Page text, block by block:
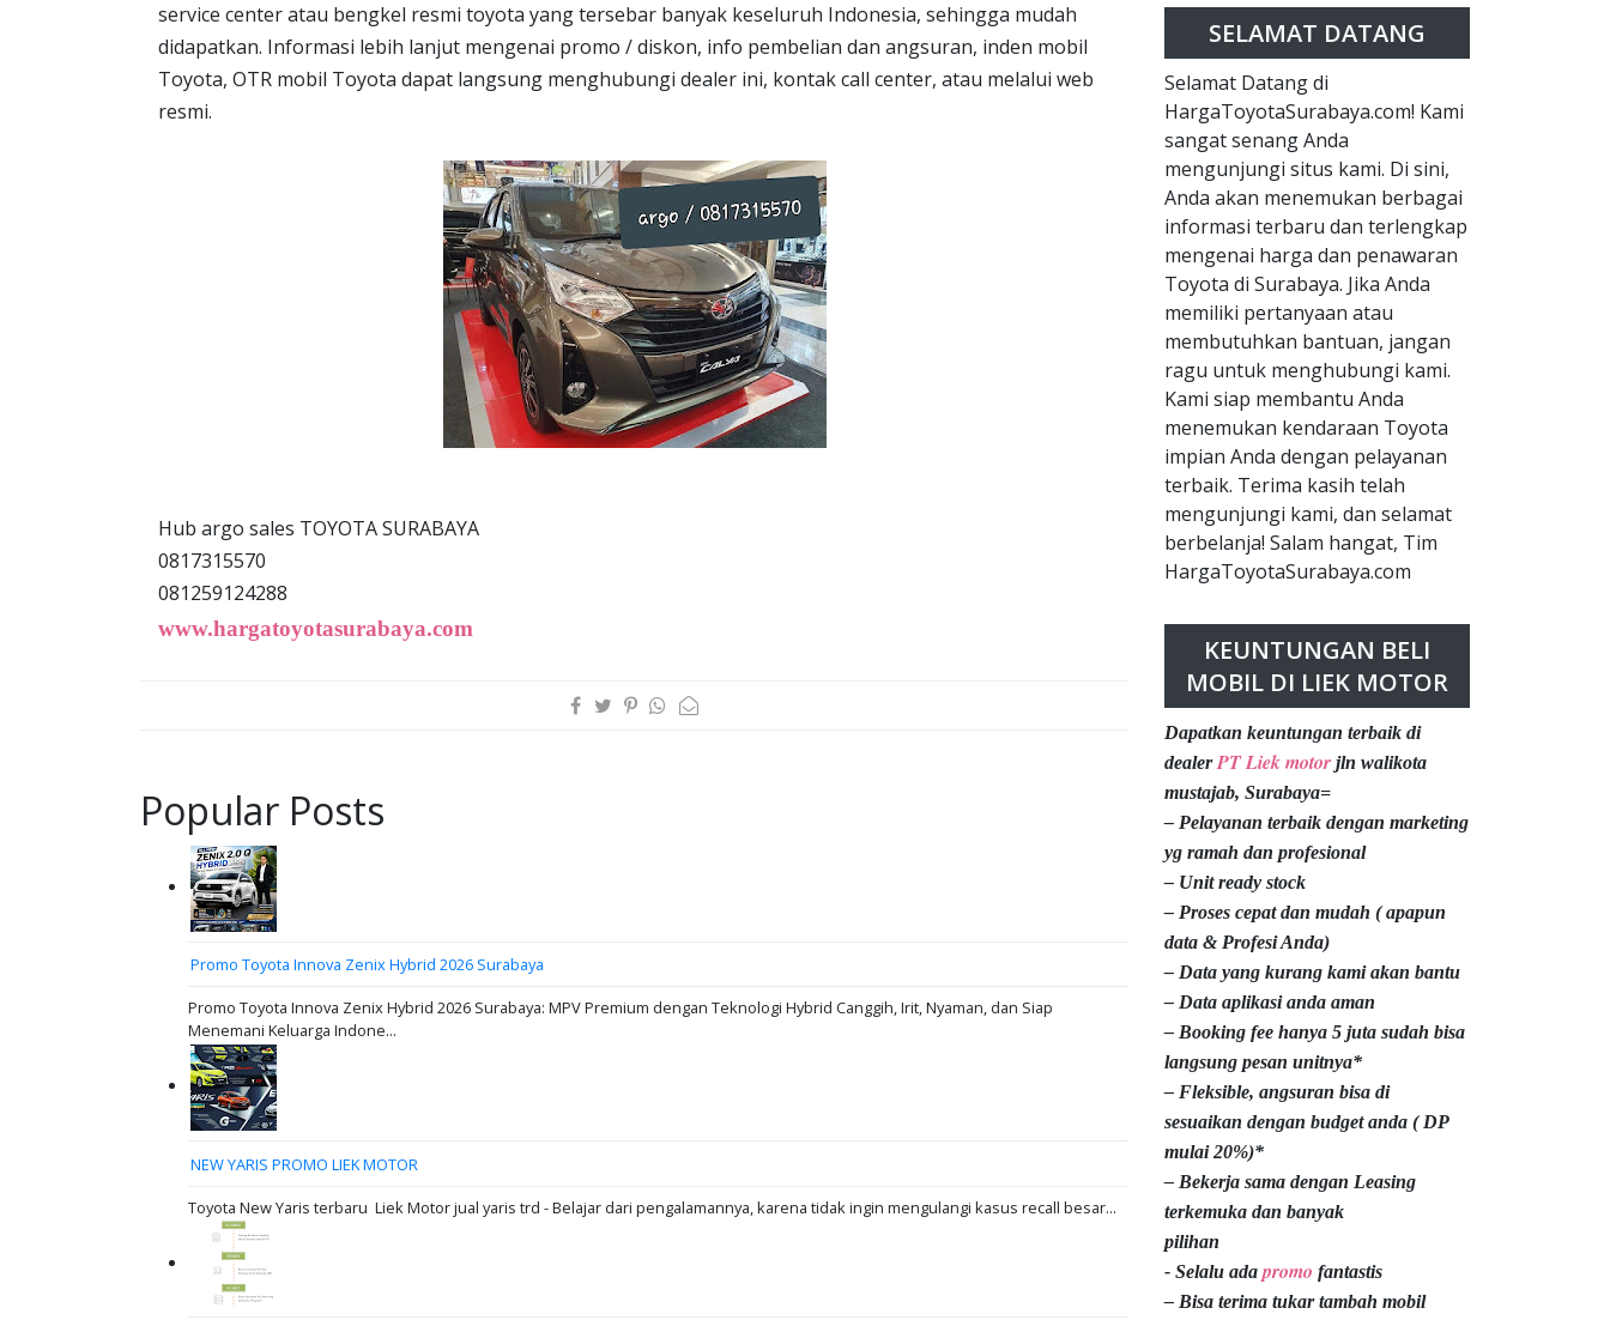
service center atau bengkel resmi toyota yang tersebar banyak keseluruh Indonesia, sehingga mudah
didapatkan. Informasi lebih lanjut mengenai promo / diskon, info pembelian dan angsuran, inden mobil
Toyota, OTR mobil Toyota dapat langsung menghubungi dealer ini, kontak call center, atau melalui web
resmi.
Hub argo sales TOYOTA SURABAYA
0817315570
081259124288
www.hargatoyotasurabaya.com
Popular Posts
Promo Toyota Innova Zenix Hybrid 2026 Surabaya
Promo Toyota Innova Zenix Hybrid 2026 Surabaya: MPV Premium dengan Teknologi Hybrid Canggih, Irit, Nyaman, dan Siap
Menemani Keluarga Indone...
NEW YARIS PROMO LIEK MOTOR
Toyota New Yaris terbaru Liek Motor jual yaris trd - Belajar dari pengalamannya, karena tidak ingin mengulangi kasus recall besar...
SELAMAT DATANG
Selamat Datang di
HargaToyotaSurabaya.com! Kami
sangat senang Anda
mengunjungi situs kami. Di sini,
Anda akan menemukan berbagai
informasi terbaru dan terlengkap
mengenai harga dan penawaran
Toyota di Surabaya. Jika Anda
memiliki pertanyaan atau
membutuhkan bantuan, jangan
ragu untuk menghubungi kami.
Kami siap membantu Anda
menemukan kendaraan Toyota
impian Anda dengan pelayanan
terbaik. Terima kasih telah
mengunjungi kami, dan selamat
berbelanja! Salam hangat, Tim
HargaToyotaSurabaya.com
KEUNTUNGAN BELI
MOBIL DI LIEK MOTOR
Dapatkan keuntungan terbaik di
dealerPT Liek motor jln walikota
mustajab, Surabaya=
– Pelayanan terbaik dengan marketing
yg ramah dan profesional
– Unit ready stock
– Proses cepat dan mudah ( apapun
data & Profesi Anda)
– Data yang kurang kami akan bantu
– Data aplikasi anda aman
– Booking fee hanya 5 juta sudah bisa
langsung pesan unitnya*
– Fleksible, angsuran bisa di
sesuaikan dengan budget anda ( DP
mulai 20%)*
– Bekerja sama dengan Leasing
terkemuka dan banyak
pilihan
- Selalu ada promo fantastis
– Bisa terima tukar tambah mobil